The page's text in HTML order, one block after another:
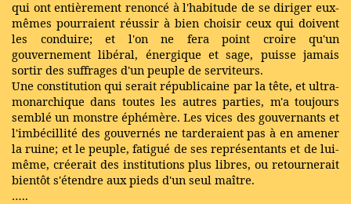
qui ont entièrement renoncé à l'habitude de se diriger eux-
mêmes pourraient réussir à bien choisir ceux qui doivent
les conduire; et l'on ne fera point croire qu'un
gouvernement libéral, énergique et sage, puisse jamais
sortir des suffrages d'un peuple de serviteurs.
Une constitution qui serait républicaine par la tête, et ultra-
monarchique dans toutes les autres parties, m'a toujours
semblé un monstre éphémère. Les vices des gouvernants et
l'imbécillité des gouvernés ne tarderaient pas à en amener
la ruine; et le peuple, fatigué de ses représentants et de lui-
même, créerait des institutions plus libres, ou retournerait
bientôt s'étendre aux pieds d'un seul maître.
…..